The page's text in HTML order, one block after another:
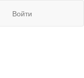
Войти